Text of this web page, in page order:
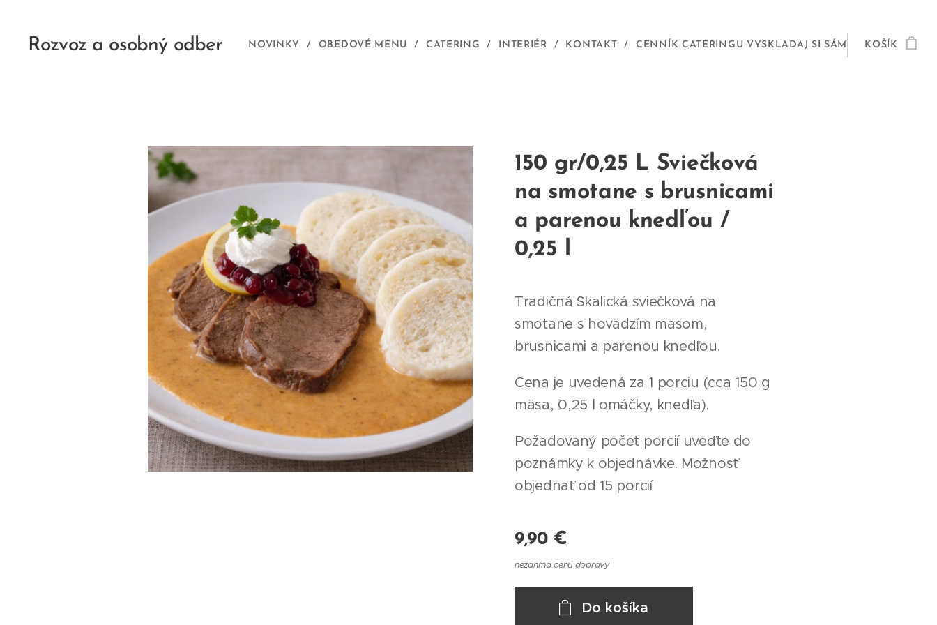
Rozvoz a osobný odber NOVINKY OBEDOVÉ MENU CATERING INTERIÉR KONTAKT CENNÍK CATERINGU VYSKLADAJ SI SÁM KOŠÍK
150 gr/0,25 L Sviečková
na smotane s brusnicami
a parenou knedľou /
0,25 l
Tradičná Skalická sviečková na
smotane s hovädzím mäsom,
brusnicami a parenou knedľou.
Cena je uvedená za 1 porciu (cca 150 g
mäsa, 0,25 l omáčky, knedľa).
Požadovaný počet porcií uveďte do
poznámky k objednávke. Možnosť
objednať od 15 porcií
9,90€
nezahŕňa cenu dopravy
Do košíka